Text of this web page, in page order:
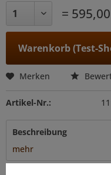
=
Warenkorb (Test-
Merken
Artikel-Nr.:
Beschreibung
mehr